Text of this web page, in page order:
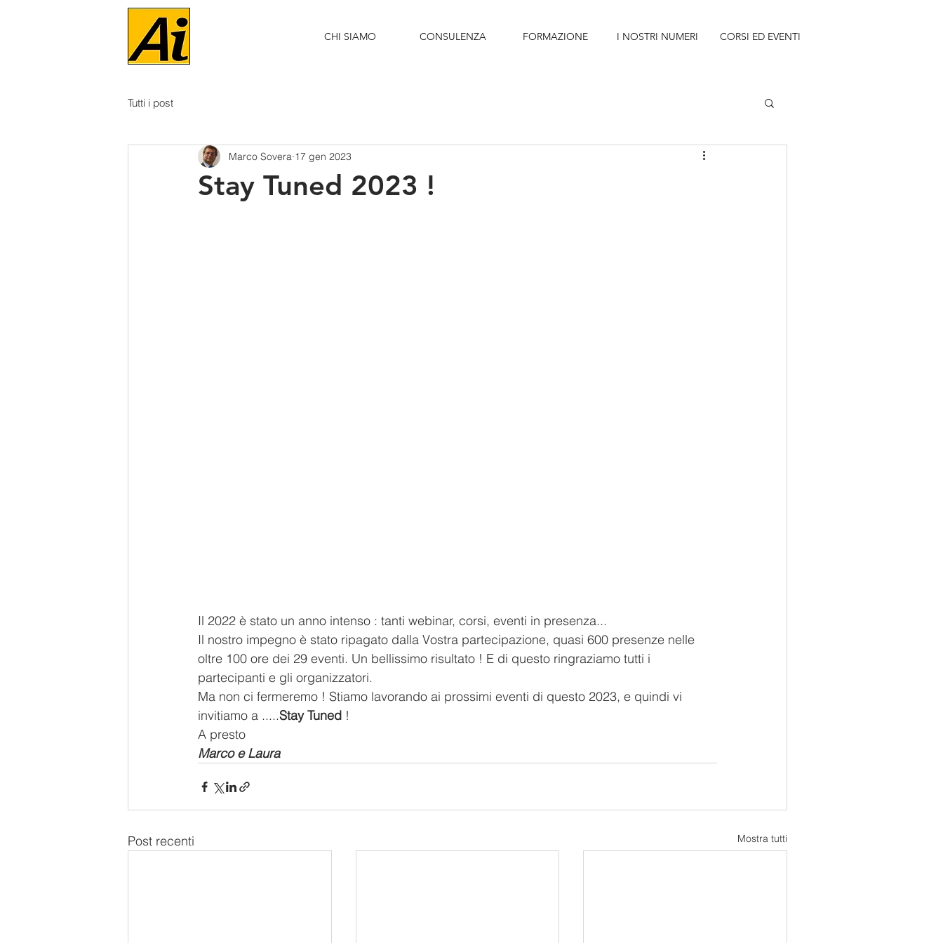
CHI SIAMO CONSULENZA FORMAZIONE I NOSTRI NUMERI CORSI ED EVENTI
Tutti i post
Stay Tuned 2023 !
Marco Sovera 17 gen 2023
Il 2022 è stato un anno intenso : tanti webinar, corsi, eventi in presenza...
Il nostro impegno è stato ripagato dalla Vostra partecipazione, quasi 600 presenze nelle
oltre 100 ore dei 29 eventi. Un bellissimo risultato ! E di questo ringraziamo tutti i
partecipanti e gli organizzatori.
Ma non ci fermeremo ! Stiamo lavorando ai prossimi eventi di questo 2023, e quindi vi
invitiamo a .....Stay Tuned !
A presto
Marco e Laura
Post recenti Mostra tutti